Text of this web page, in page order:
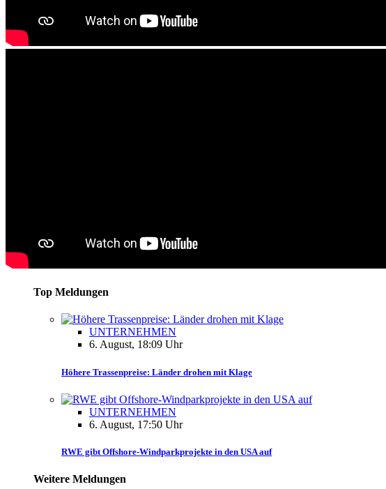
Top Meldungen
UNTERNEHMEN
6. August, 18:09 Uhr
Höhere Trassenpreise: Länder drohen mit Klage
UNTERNEHMEN
6. August, 17:50 Uhr
RWE gibt Offshore-Windparkprojekte in den USA auf
Weitere Meldungen